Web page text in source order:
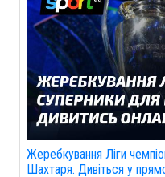
Жеребкування Ліги
Шахтаря. Дивіться у